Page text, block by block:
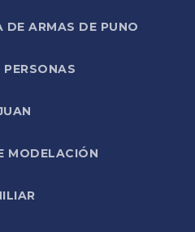
ARMAS DE PUNO
MODELACIÓN